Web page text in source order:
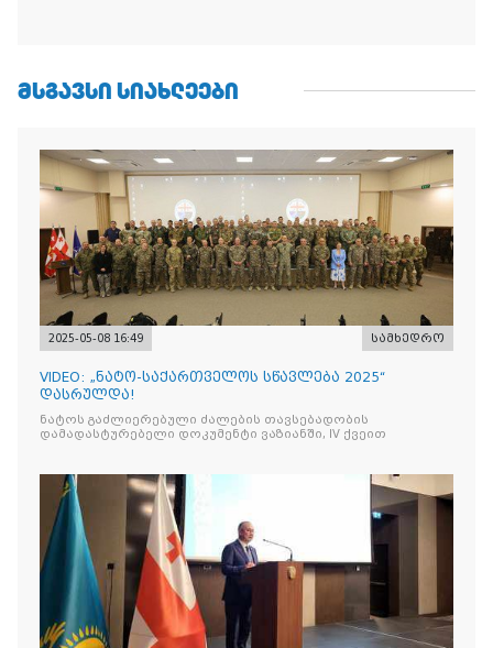
ᲛᲡᲒᲐᲕᲡᲘ ᲡᲘᲐᲮᲚᲔᲔᲑᲘ
2025-05-08 16:49 სამხედრო
VIDEO: „ნატო-საქართველოს სწავლება 2025“
დასრულდა!
ნატოს გაძლიერებული ძალების თავსებადობის
დამადასტურებელი დოკუმენტი ვაზიანში, IV ქვეით